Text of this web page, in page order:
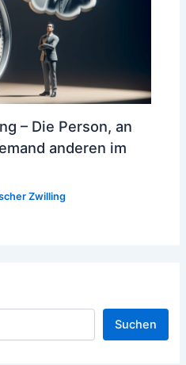
– Die Person, an
anderen im
Zwilling
Suchen